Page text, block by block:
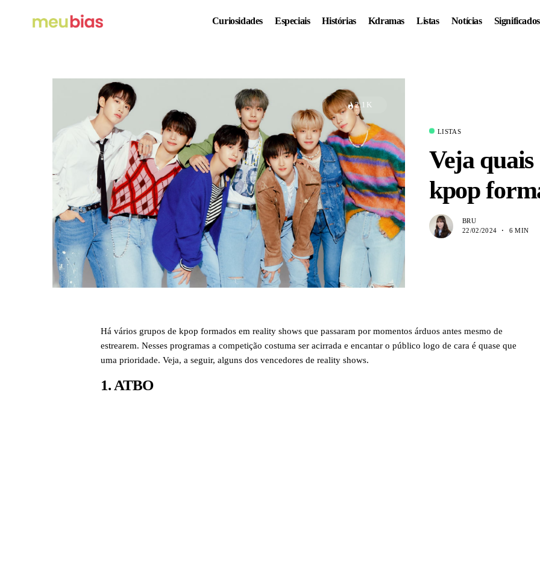
Curiosidades Especiais Histórias Kdramas Listas Notícias Significados
2.1K
LISTAS
Veja quais
kpop
BRU
22/02/2024
6 MIN
Há vários grupos de kpop formados em reality shows que passaram por momentos árduos antes mesmo de
estrearem. Nesses programas a competição costuma ser acirrada e encantar o público logo de cara é quase que
uma prioridade. Veja, a seguir, alguns dos vencedores de reality shows.
1. ATBO